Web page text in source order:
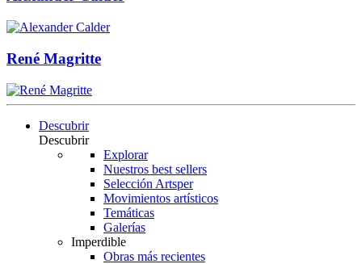
René Magritte
Descubrir
Descubrir
Explorar
Nuestros best sellers
Selección Artsper
Movimientos artísticos
Temáticas
Galerías
Imperdible
Obras más recientes